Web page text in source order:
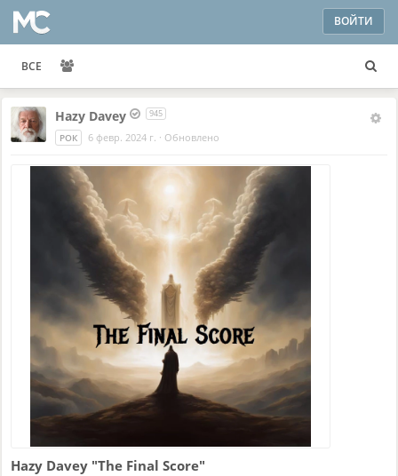
ВОЙТИ
ВСЕ
Hazy Davey 945
РОК 6 февр. 2024 г. · Обновлено
Hazy Davey "The Final Score"